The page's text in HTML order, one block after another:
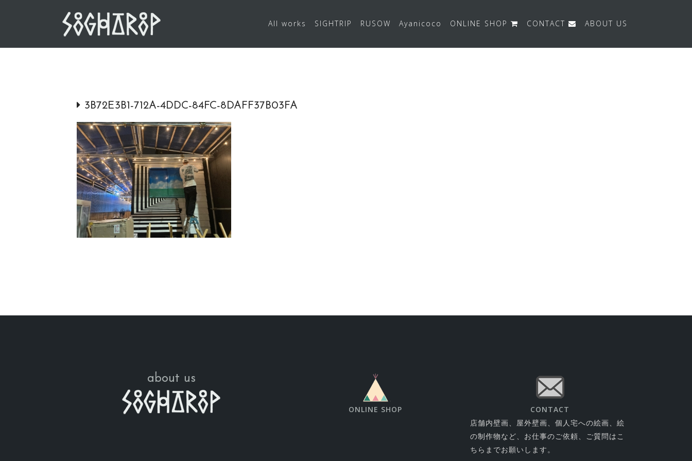
All works SIGHTRIP RUSOW Ayanicoco ONLINE SHOP CONTACT ABOUT US
3B72E3B1-712A-4DDC-84FC-8DAFF37B03FA
about us
ONLINE SHOP
CONTACT
店舗内壁画、屋外壁画、個人宅への絵画、絵
の制作物など、お仕事のご依頼、ご質問はこ
ちらまでお願いします。